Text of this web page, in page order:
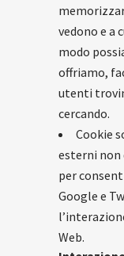
vedono e a
modo
offriamo,
utenti
cercando.
Cookie
esterni non
per
Google e
Web.